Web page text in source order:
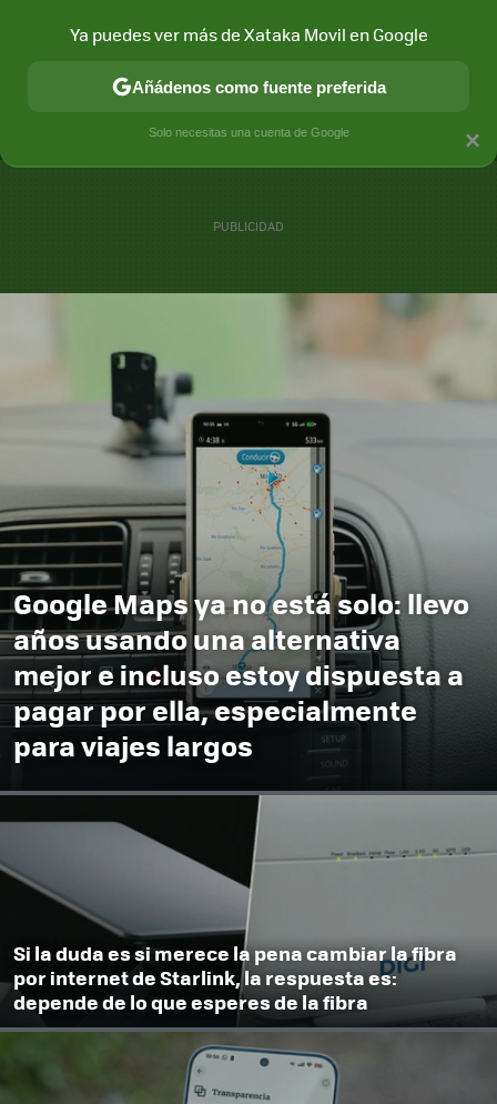
MÓVIL Y SOCIEDAD APLICACIONES
Google Maps ya no está solo: llevo
años usando una alternativa
mejor e incluso estoy dispuesta a
pagar por ella, especialmente
para viajes largos
Si la duda es si merece la pena cambiar la fibra
por internet de Starlink, la respuesta es:
depende de lo que esperes de la fibra
×
Ya puedes ver más de Xataka Movil en Google
Añádenos como fuente preferida
Solo necesitas una cuenta de Google